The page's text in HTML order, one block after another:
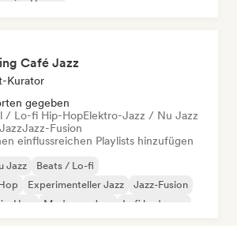
House
Café Jazz
Kurator
gegeben
/ Lo-fi Hip-HopElektro-Jazz / Nu Jazz
Jazz-Fusion
einflussreichen Playlists hinzufügen
Jazz
Beats / Lo-fi
Experimenteller Jazz
Jazz-Fusion
Hop
Moderner Jazz Lofi bedroom